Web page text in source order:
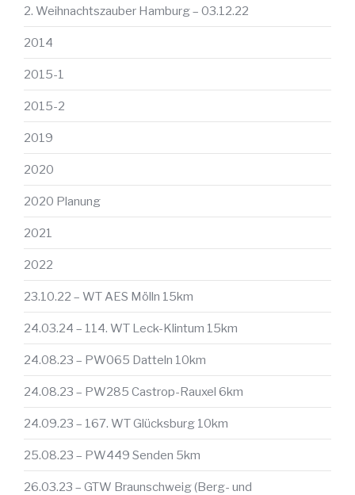
2. Weihnachtszauber Hamburg – 03.12.22
2014
2015-1
2015-2
2019
2020
2020 Planung
2021
2022
23.10.22 – WT AES Mölln 15km
24.03.24 – 114. WT Leck-Klintum 15km
24.08.23 – PW065 Datteln 10km
24.08.23 – PW285 Castrop-Rauxel 6km
24.09.23 – 167. WT Glücksburg 10km
25.08.23 – PW449 Senden 5km
26.03.23 – GTW Braunschweig (Berg- und